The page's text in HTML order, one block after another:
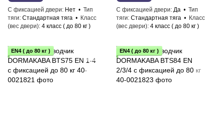
С фиксацией двери Нет
Тип
тяги Стандартная тяга
Класс
(вес двери) 4 класс ( до 80 кг )
С фиксацией двери Да
Тип
тяги Стандартная тяга
Класс
(вес двери) 4 класс ( до 80 кг )
EN4 ( до 80 кг ) EN4 ( до 80 кг )